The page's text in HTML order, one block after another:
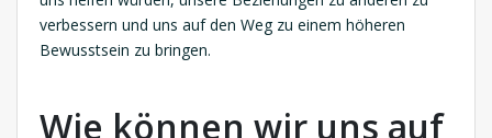
verbessern und uns auf den Weg zu einem höheren
Bewusstsein zu bringen.
Wie können wir uns auf